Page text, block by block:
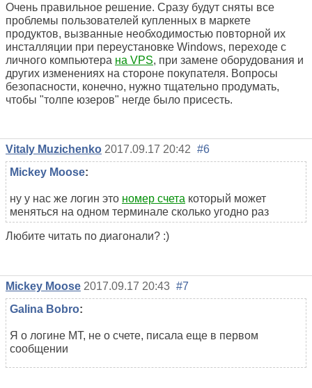
Очень правильное решение. Сразу будут сняты все
проблемы пользователей купленных в маркете
продуктов, вызванные необходимостью повторной их
инсталляции при переустановке Windows, переходе с
личного компьютера на VPS, при замене оборудования и
других изменениях на стороне покупателя. Вопросы
безопасности, конечно, нужно тщательно продумать,
чтобы "толпе юзеров" негде было присесть.
Vitaly Muzichenko 2017.09.17 20:42 #6
Mickey Moose:
ну у нас же логин это номер счета который может
меняться на одном терминале сколько угодно раз
Любите читать по диагонали? :)
Mickey Moose 2017.09.17 20:43 #7
Galina Bobro:
Я о логине МТ, не о счете, писала еще в первом
сообщении